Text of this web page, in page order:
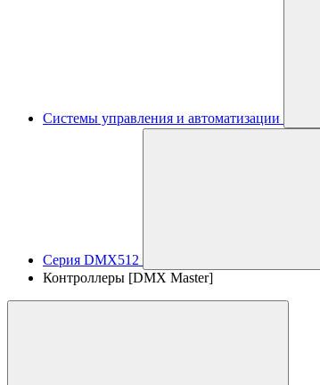
Системы управления и автоматизации
Серия DMX512
Контроллеры [DMX Master]